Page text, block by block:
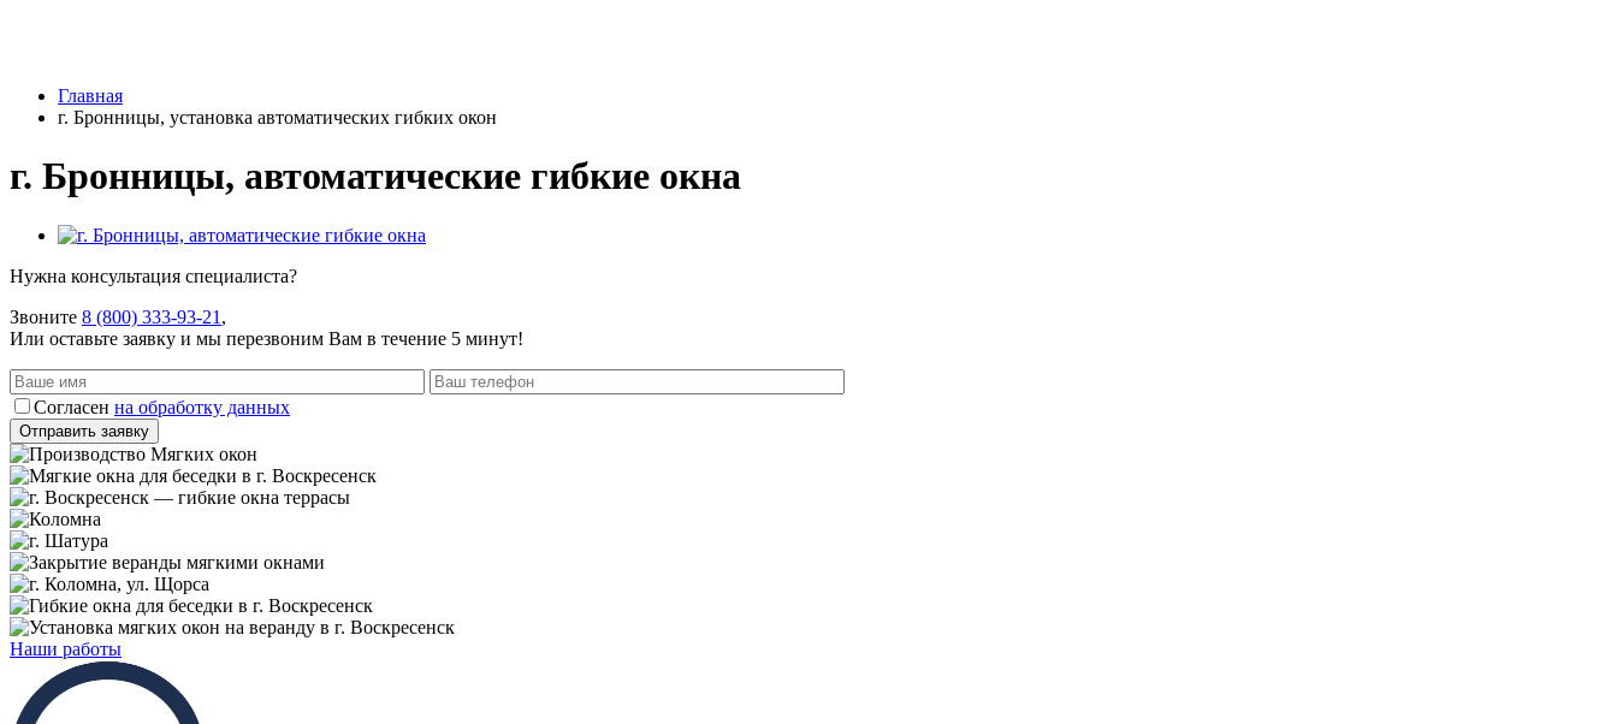
Главная
г. Бронницы, установка автоматических гибких окон
г. Бронницы, автоматические гибкие окна
Нужна консультация специалиста?
Звоните 8 (800) 333-93-21 ,
Или оставьте заявку и мы перезвоним Вам в течение 5 минут!
Согласен на обработку данных
Наши работы